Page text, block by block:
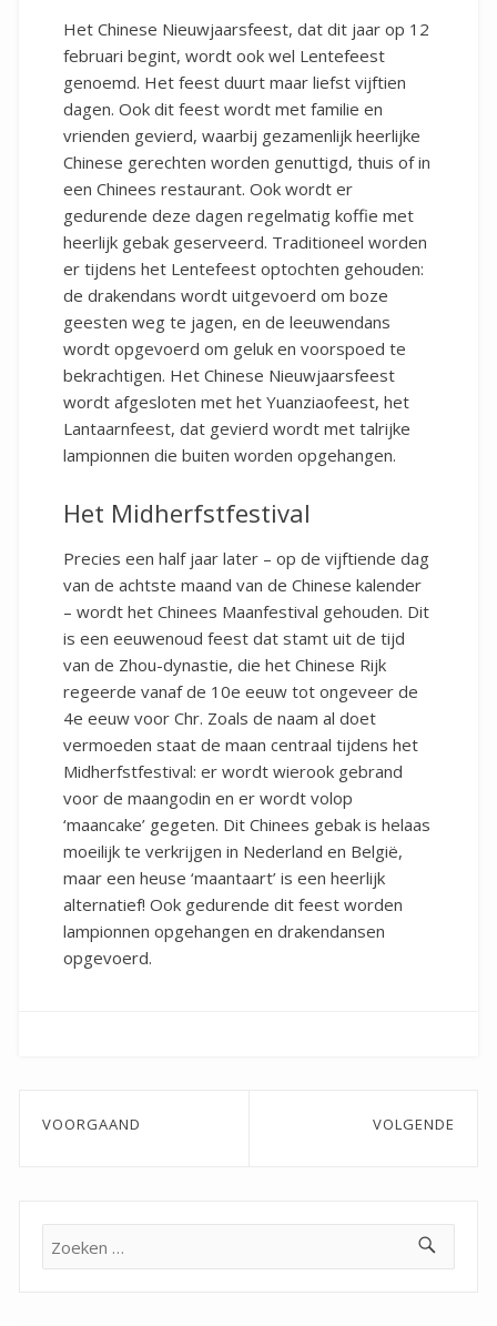
Het Chinese Nieuwjaarsfeest, dat dit jaar op 12
februari begint, wordt ook wel Lentefeest
genoemd. Het feest duurt maar liefst vijftien
dagen. Ook dit feest wordt met familie en
vrienden gevierd, waarbij gezamenlijk heerlijke
Chinese gerechten worden genuttigd, thuis of in
een Chinees restaurant. Ook wordt er
gedurende deze dagen regelmatig koffie met
heerlijk gebak geserveerd. Traditioneel worden
er tijdens het Lentefeest optochten gehouden:
de drakendans wordt uitgevoerd om boze
geesten weg te jagen, en de leeuwendans
wordt opgevoerd om geluk en voorspoed te
bekrachtigen. Het Chinese Nieuwjaarsfeest
wordt afgesloten met het Yuanziaofeest, het
Lantaarnfeest, dat gevierd wordt met talrijke
lampionnen die buiten worden opgehangen.
Het Midherfstfestival
Precies een half jaar later – op de vijftiende dag
van de achtste maand van de Chinese kalender
– wordt het Chinees Maanfestival gehouden. Dit
is een eeuwenoud feest dat stamt uit de tijd
van de Zhou-dynastie, die het Chinese Rijk
regeerde vanaf de 10e eeuw tot ongeveer de
4e eeuw voor Chr. Zoals de naam al doet
vermoeden staat de maan centraal tijdens het
Midherfstfestival: er wordt wierook gebrand
voor de maangodin en er wordt volop
‘maancake’ gegeten. Dit Chinees gebak is helaas
moeilijk te verkrijgen in Nederland en België,
maar een heuse ‘maantaart’ is een heerlijk
alternatief! Ook gedurende dit feest worden
lampionnen opgehangen en drakendansen
opgevoerd.
Bericht
VOORGAAND VOLGENDE
Zoeken